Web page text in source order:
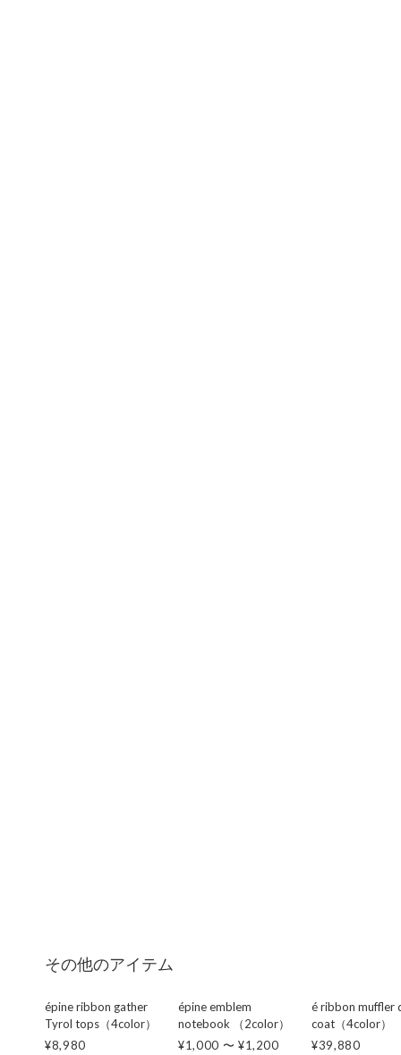
その他のアイテム
épine ribbon gather
Tyrol tops（4color）
¥8,980
épine emblem
notebook （2color）
¥1,000 〜 ¥1,200
é ribbon muffler
coat（4color）
¥39,880